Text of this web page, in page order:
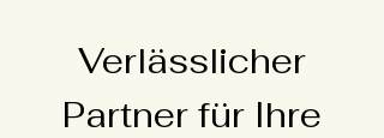
Verlässlicher
Partner für Ihre